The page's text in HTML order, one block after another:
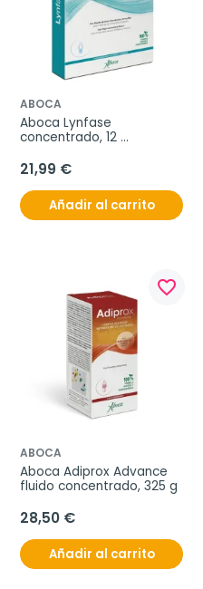
ABOCA
Aboca Lynfase
concentrado, 12
21,99 €
Añadir al carrito
favorite_border
ABOCA
Aboca Adiprox Advance
fluido concentrado, 325 g
28,50 €
Añadir al carrito